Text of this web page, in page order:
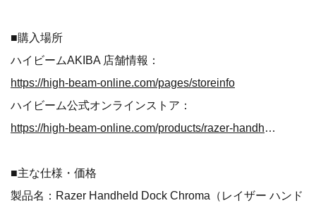
■購入場所
ハイビームAKIBA 店舗情報：
https://high-beam-online.com/pages/storeinfo
ハイビーム公式オンラインストア：
https://high-beam-online.com/products/razer-handheld-dock-chroma
■主な仕様・価格
製品名：Razer Handheld Dock Chroma（レイザー ハンド